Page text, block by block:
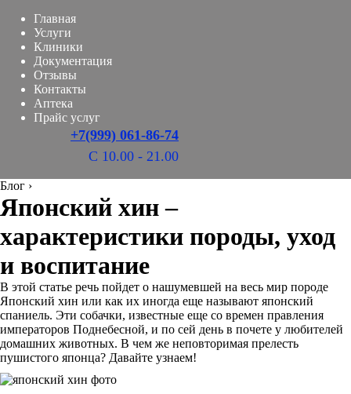
Главная
Услуги
Клиники
Документация
Отзывы
Контакты
Аптека
Прайс услуг
+7(999) 061-86-74
С 10.00 - 21.00
Блог ›
Японский хин –
характеристики породы, уход
и воспитание
В этой статье речь пойдет о нашумевшей на весь мир породе
Японский хин или как их иногда еще называют японский
спаниель. Эти собачки, известные еще со времен правления
императоров Поднебесной, и по сей день в почете у любителей
домашних животных. В чем же неповторимая прелесть
пушистого японца? Давайте узнаем!